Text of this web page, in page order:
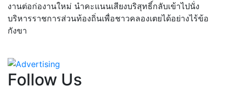
งานต่อก่องานใหม่ นำคะแนนเสียงบริสุทธิ์กลับเข้าไปนั่ง
บริหารราชการส่วนท้องถิ่นเพื่อชาวคลองเตยได้อย่างไร้ข้อ
กังขา
Follow Us